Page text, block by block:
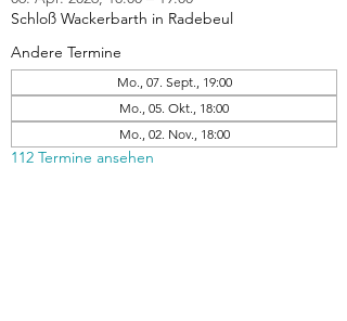
Schloß Wackerbarth in Radebeul
Andere Termine
Mo., 07. Sept., 19:00
Mo., 05. Okt., 18:00
Mo., 02. Nov., 18:00
112 Termine ansehen